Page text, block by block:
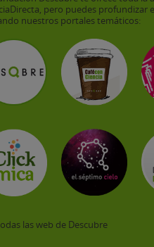
pero puedes profundizar
nuestros portales temáticos:
las web de Descubre